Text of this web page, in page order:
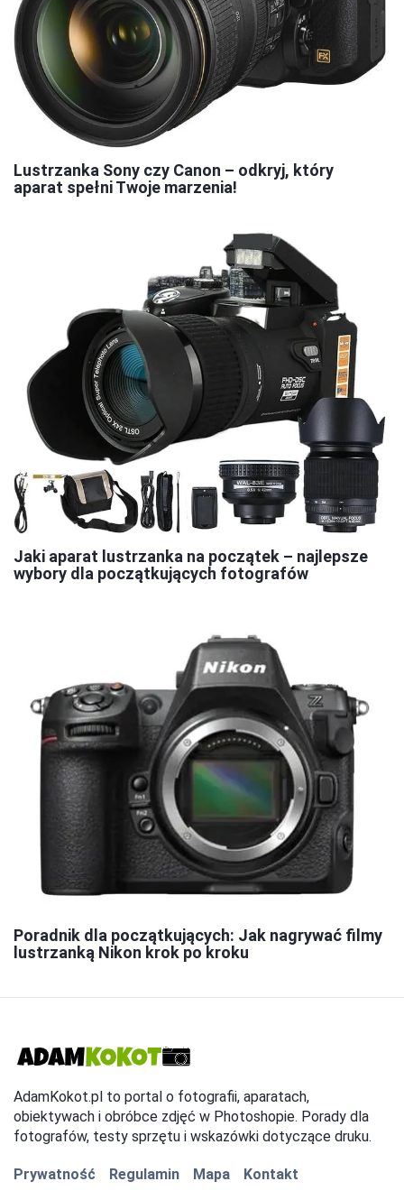
Lustrzanka Sony czy Canon – odkryj, który
aparat spełni Twoje marzenia!
Jaki aparat lustrzanka na początek – najlepsze
wybory dla początkujących fotografów
Poradnik dla początkujących: Jak nagrywać filmy
lustrzanką Nikon krok po kroku
AdamKokot.pl to portal o fotografii, aparatach,
obiektywach i obróbce zdjęć w Photoshopie. Porady dla
fotografów, testy sprzętu i wskazówki dotyczące druku.
Prywatność Regulamin Mapa Kontakt